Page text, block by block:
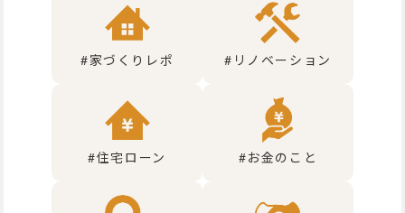
#家づくりレポ #リノベーション
#住宅ローン #お金のこと